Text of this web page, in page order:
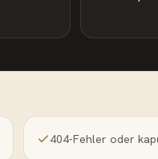
404-Fehler oder